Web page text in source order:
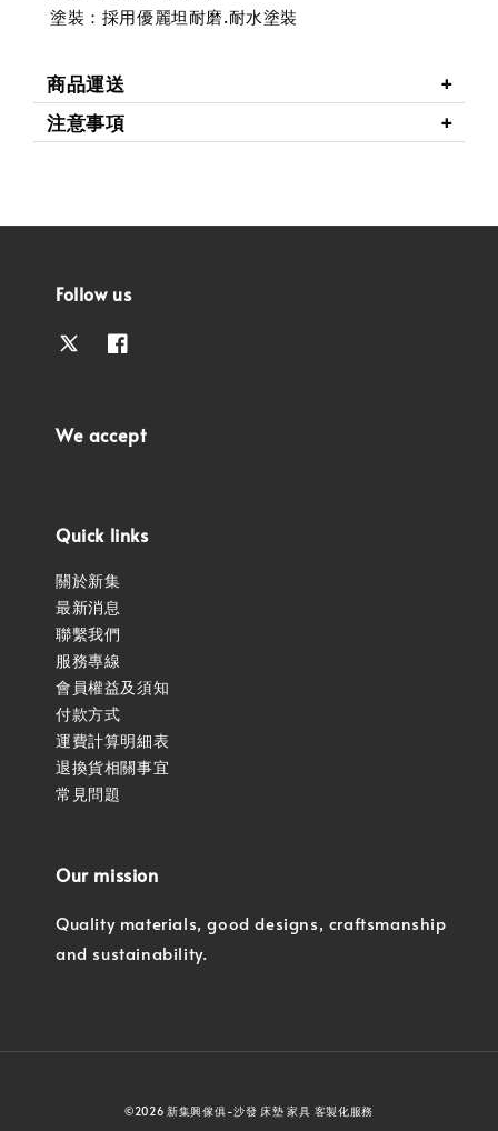
塗裝：採用優麗坦耐磨.耐水塗裝
商品運送
注意事項
Follow us
We accept
Quick links
關於新集
最新消息
聯繫我們
服務專線
會員權益及須知
付款方式
運費計算明細表
退換貨相關事宜
常見問題
Our mission
Quality materials, good designs, craftsmanship
and sustainability.
©2026 新集興傢俱-沙發 床墊 家具 客製化服務